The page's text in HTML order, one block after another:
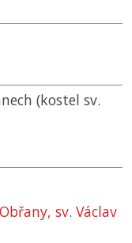
(kostel sv.
sv. Václav